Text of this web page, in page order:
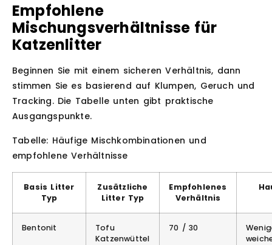
Empfohlene
Mischungsverhältnisse für
Katzenlitter
Beginnen Sie mit einem sicheren Verhältnis, dann
stimmen Sie es basierend auf Klumpen, Geruch und
Tracking. Die Tabelle unten gibt praktische
Ausgangspunkte.
Tabelle: Häufige Mischkombinationen und
empfohlene Verhältnisse
Basis Litter
Typ
Zusätzliche
Litter Typ
Empfohlenes
Verhältnis
Bentonit
Tofu
Katzenwüttel
70 / 30